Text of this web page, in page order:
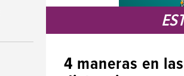
4 maneras en